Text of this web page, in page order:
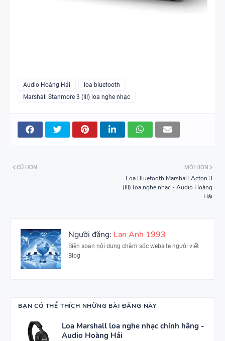
Audio Hoàng Hải
loa bluetooth
Marshall Stanmore 3 (III) loa nghe nhạc
MỚI HƠN
Loa Bluetooth Marshall Acton 3
(III) loa nghe nhạc - Audio Hoàng
Hải
CŨ HƠN
Người đăng: Lan Anh 1993
Biên soạn nội dung chăm sóc website người viết
Blog
BẠN CÓ THỂ THÍCH NHỮNG BÀI ĐĂNG NÀY
Loa Marshall loa nghe nhạc chính hãng -
Audio Hoàng Hải